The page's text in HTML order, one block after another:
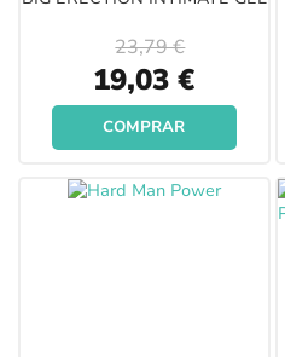
Special
Price
19,03 €
23,79 €
COMPRAR